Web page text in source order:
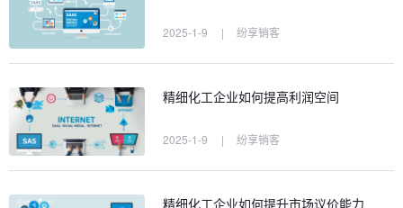
2025-1-9 | 纷享销客
精细化工企业如何提高利润空间
2025-1-9 | 纷享销客
精细化工企业如何提升市场议价能力